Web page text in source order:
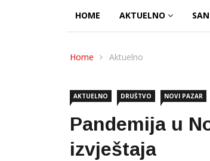
HOME AKTUELNO
Home Aktuelno
AKTUELNO DRUŠTVO NOVI PAZAR
Pandemija u
izvještaja